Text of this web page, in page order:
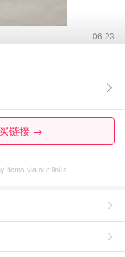
06-23
链接 →
items via our links.